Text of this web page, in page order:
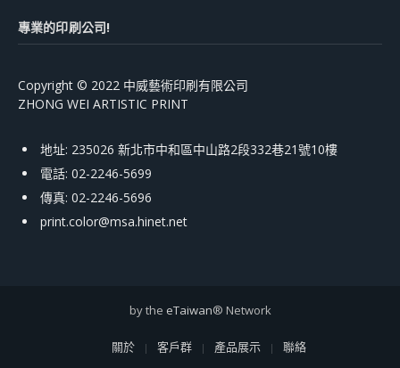
專業的印刷公司!
Copyright © 2022 中威藝術印刷有限公司
ZHONG WEI ARTISTIC PRINT
地址: 235026 新北市中和區中山路2段332巷21號10樓
電話: 02-2246-5699
傳真: 02-2246-5696
print.color@msa.hinet.net
by the eTaiwan® Network
關於 客戶群 產品展示 聯絡